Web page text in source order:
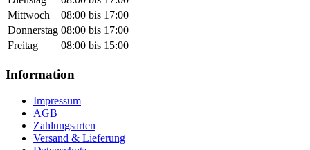
Mittwoch
08:00 bis 17:00
Donnerstag 08:00 bis 17:00
Freitag
08:00 bis 15:00
Information
Impressum
AGB
Zahlungsarten
Versand & Lieferung